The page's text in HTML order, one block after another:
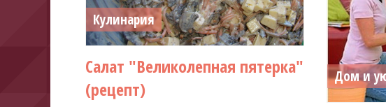
Кулинария
Салат "Великолепная пятерка"
(рецепт)
Дом и